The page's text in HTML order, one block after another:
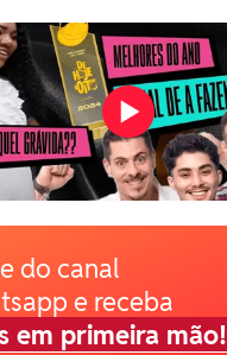
do canal
e receba
em primeira mão!